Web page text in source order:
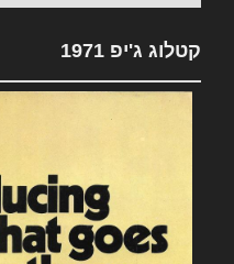
קטלוג ג'יפ 1971